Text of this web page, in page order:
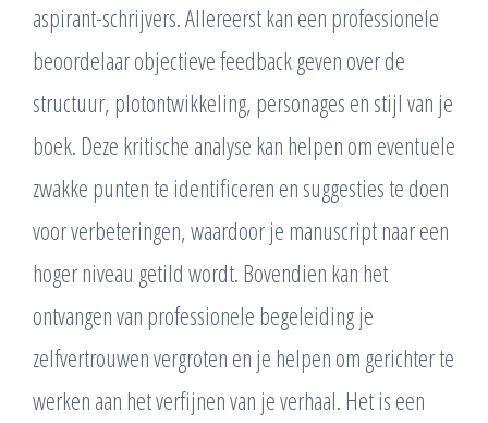
aspirant-schrijvers. Allereerst kan een professionele
beoordelaar objectieve feedback geven over de
structuur, plotontwikkeling, personages en stijl van je
boek. Deze kritische analyse kan helpen om eventuele
zwakke punten te identificeren en suggesties te doen
voor verbeteringen, waardoor je manuscript naar een
hoger niveau getild wordt. Bovendien kan het
ontvangen van professionele begeleiding je
zelfvertrouwen vergroten en je helpen om gerichter te
werken aan het verfijnen van je verhaal. Het is een